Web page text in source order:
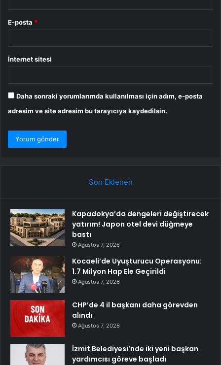
E-posta *
İnternet sitesi
Daha sonraki yorumlarımda kullanılması için adım, e-posta
adresim ve site adresim bu tarayıcıya kaydedilsin.
Son Eklenen
Kapadokya’da dengeleri değiştirecek
yatırım! Japon otel devi düğmeye
bastı
Ağustos 7, 2026
Kocaeli’de Uyuşturucu Operasyonu:
1.7 Milyon Hap Ele Geçirildi
Ağustos 7, 2026
CHP’de 4 il başkanı daha görevden
alındı
Ağustos 7, 2026
İzmit Belediyesi’nde iki yeni başkan
yardımcısı göreve başladı